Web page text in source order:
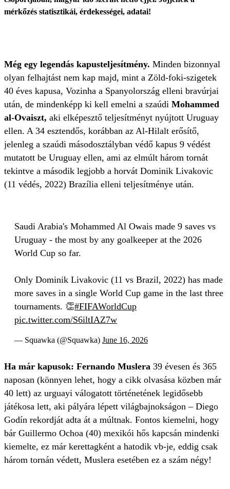
mérkőzés statisztikái, érdekességei, adatai!
Még egy legendás kapusteljesítmény. Minden bizonnyal
olyan felhajtást nem kap majd, mint a Zöld-foki-szigetek
40 éves kapusa, Vozinha a Spanyolország elleni bravúrjai
után, de mindenképp ki kell emelni a szaúdi Mohammed
al-Ovaiszt, aki elképesztő teljesítményt nyújtott Uruguay
ellen. A 34 esztendős, korábban az Al-Hilalt erősítő,
jelenleg a szaúdi másodosztályban védő kapus 9 védést
mutatott be Uruguay ellen, ami az elmúlt három tornát
tekintve a második legjobb a horvát Dominik Livakovic
(11 védés, 2022) Brazília elleni teljesítménye után.
Saudi Arabia's Mohammed Al Owais made 9 saves vs
Uruguay - the most by any goalkeeper at the 2026
World Cup so far.
Only Dominik Livakovic (11 vs Brazil, 2022) has made
more saves in a single World Cup game in the last three
tournaments. 👏#FIFAWorldCup
pic.twitter.com/S6iltIAZ7w
— Squawka (@Squawka) June 16, 2026
Ha már kapusok: Fernando Muslera 39 évesen és 365
naposan (könnyen lehet, hogy a cikk olvasása közben már
40 lett) az urguayi válogatott történetének legidősebb
játékosa lett, aki pályára lépett világbajnokságon – Diego
Godín rekordját adta át a múltnak. Fontos kiemelni, hogy
bár Guillermo Ochoa (40) mexikói hős kapcsán mindenki
kiemelte, ez már kerettagként a hatodik vb-je, eddig csak
három tornán védett, Muslera esetében ez a szám négy!